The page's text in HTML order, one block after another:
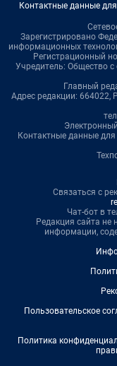
Контактные данные
Зарегистрировано
информационных
Регистрационный
Учредитель: Общество
Главный
Адрес редакции: 664022,
Контактные данные
Связаться с
Чат-бот в
Редакция сайта не
информации,
Пользовательское
Политика